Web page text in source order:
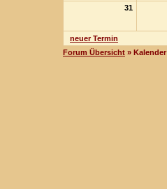
31
neuer Termin
Forum Übersicht » Kalender